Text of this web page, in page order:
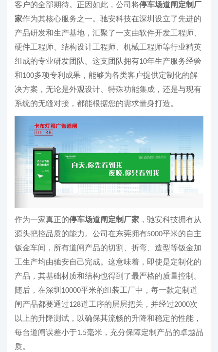
客户的全部期待。正因如此，公司将停车场道闸定制厂
家作为其核心服务之一。驰安科技在深圳设立了先进的
产品研发和生产基地，汇聚了一支由软件开发工程师、
硬件工程师、结构设计工程师、机械工程师等行业精英
组成的专业研发团队。这支团队拥有10年生产服务经验
和100多项专利成果，能够为各类客户提供定制化的解
决方案，无论是外观设计、特殊功能集成，还是与现有
系统的无缝对接，都能根据您的需求量身打造。
作为一家真正的停车场道闸定制厂家 ，驰安科技拥有从
源头把控品质的能力。公司在东莞拥有5000平米的自主
钣金车间，所有道闸产品的切割、折弯、造型等钣金加
工生产均由驰安自己完成。这意味着，即使是定制化的
产品，其基础材质和结构也得到了最严格的质量控制。
随后，在深圳 10000平米的组装工厂中，每一款定制道
闸产品都要通过128道工序的层层把关，并经过2000次
以上的升降测试，以确保其流畅的升降和稳定的性能，
每台道闸误差小于1.5毫米，充分保障定制产品的卓越品
质。